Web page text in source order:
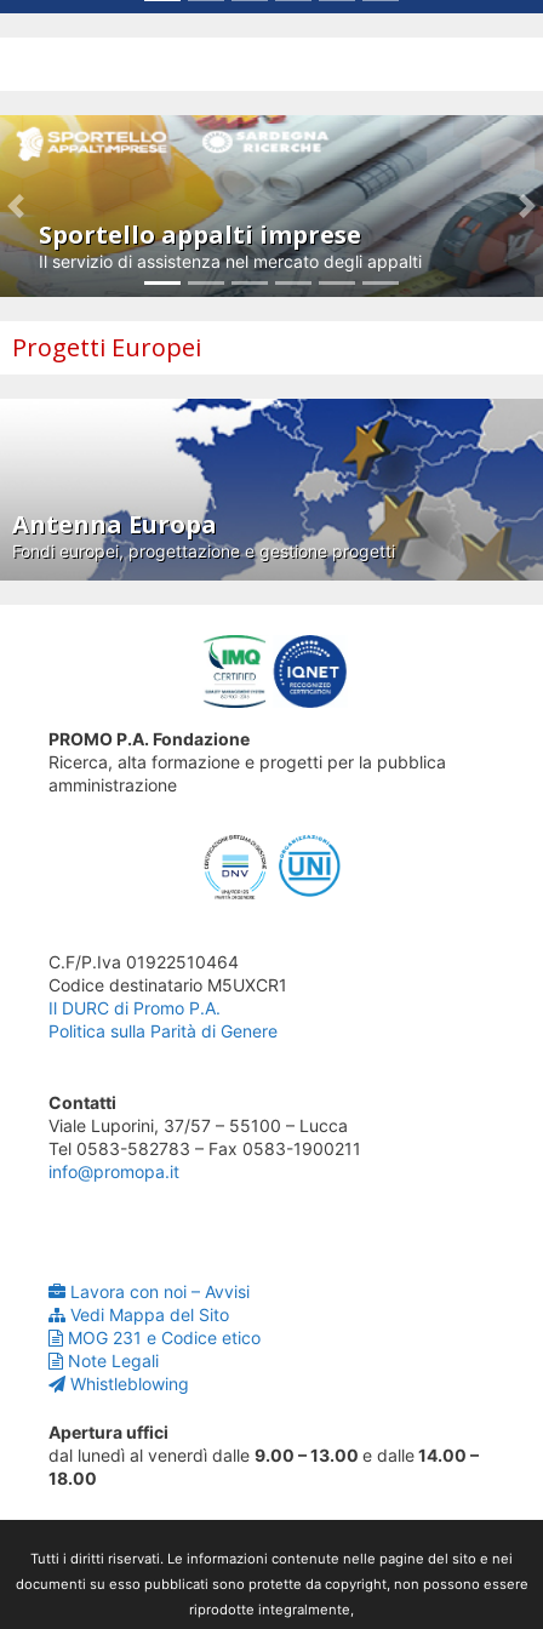
Sportello appalti imprese
Il servizio di assistenza nel mercato degli appalti
Previous
Progetti Europei
Antenna Europa
Fondi europei, progettazione e gestione progetti
PROMO P.A. Fondazione
Ricerca, alta formazione e progetti per la pubblica
amministrazione
C.F/P.Iva 01922510464
Codice destinatario M5UXCR1
Il DURC di Promo P.A.
Politica sulla Parità di Genere
Contatti
Viale Luporini, 37/57 – 55100 – Lucca
Tel 0583-582783 – Fax 0583-1900211
info@promopa.it
Lavora con noi – Avvisi
Vedi Mappa del Sito
MOG 231 e Codice etico
Note Legali
Whistleblowing
Apertura uffici
dal lunedì al venerdì dalle 9.00 – 13.00 e dalle14.00 –
18.00
Tutti i diritti riservati. Le informazioni contenute nelle pagine del sito e nei
documenti su esso pubblicati sono protette da copyright, non possono essere
riprodotte integralmente,